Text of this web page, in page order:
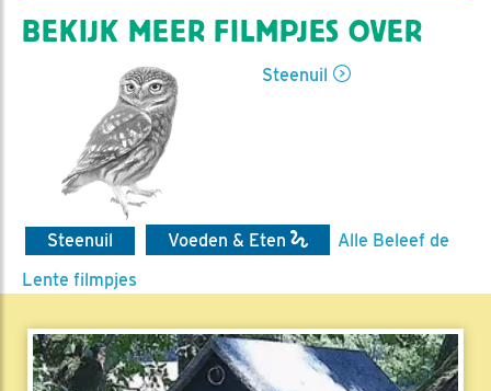
BEKIJK MEER FILMPJES OVER
Steenuil
Steenuil Voeden & Eten
Alle Beleef de
Lente filmpjes